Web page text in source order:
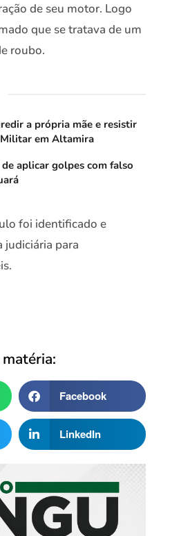
de seu motor. Logo
que se tratava de um
roubo.
a própria mãe e resistir
em Altamira
aplicar golpes com falso
foi identificado e
judiciária para
Facebook
LinkedIn